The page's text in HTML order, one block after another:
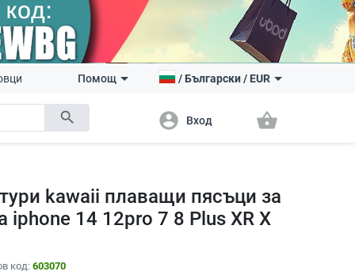
search
Помощ /Български/ EUR
account_circle Вход shopping_basket
kawaii плаващи пясъци за
iphone 14 12pro 7 8 Plus XR X
код: 603070